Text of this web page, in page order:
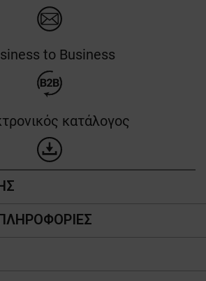
to Business
κατάλογος